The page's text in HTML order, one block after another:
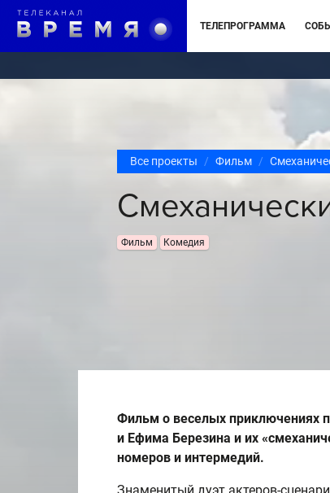
ТЕЛЕПРОГРАММА
Все проекты Фильм
Фильм Комедия
Фильм о веселых приключениях
и Ефима Березина и их
номеров и интермедий.